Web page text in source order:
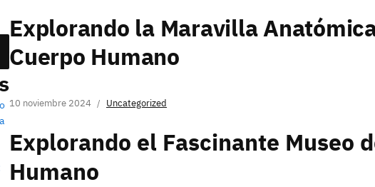
Explorando la Maravilla
Cuerpo Humano
10 noviembre 2024 Uncategorized
Explorando el Fascinante Museo
Humano